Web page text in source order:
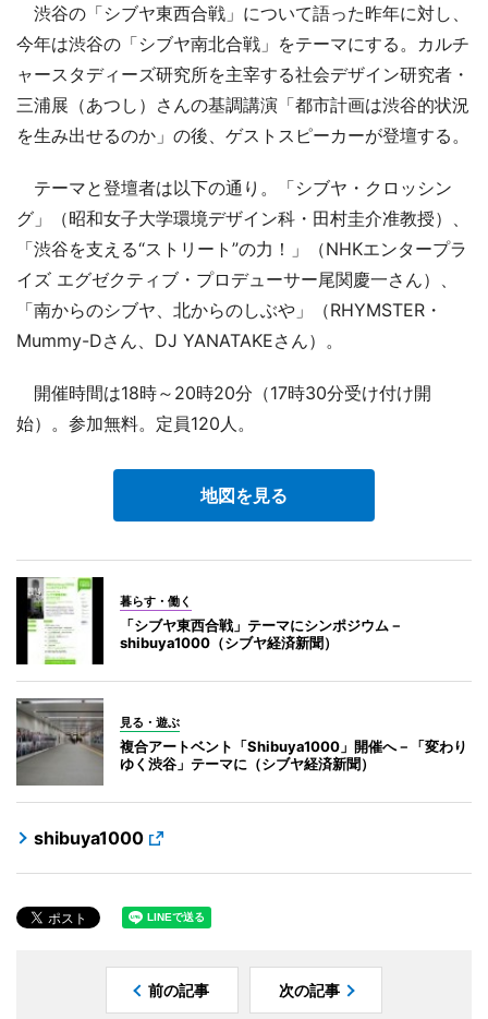
渋谷の「シブヤ東西合戦」について語った昨年に対し、
今年は渋谷の「シブヤ南北合戦」をテーマにする。カルチ
ャースタディーズ研究所を主宰する社会デザイン研究者・
三浦展（あつし）さんの基調講演「都市計画は渋谷的状況
を生み出せるのか」の後、ゲストスピーカーが登壇する。
テーマと登壇者は以下の通り。「シブヤ・クロッシン
グ」（昭和女子大学環境デザイン科・田村圭介准教授）、
「渋谷を支える“ストリート”の力！」（NHKエンタープラ
イズ エグゼクティブ・プロデューサー尾関慶一さん）、
「南からのシブヤ、北からのしぶや」（RHYMSTER・
Mummy-Dさん、DJ YANATAKEさん）。
開催時間は18時～20時20分（17時30分受け付け開
始）。参加無料。定員120人。
地図を見る
暮らす・働く
「シブヤ東西合戦」テーマにシンポジウム－
shibuya1000（シブヤ経済新聞）
見る・遊ぶ
複合アートベント「Shibuya1000」開催へ－「変わり
ゆく渋谷」テーマに（シブヤ経済新聞）
shibuya1000
前の記事 次の記事